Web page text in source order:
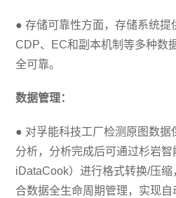
● 存储可靠性方面，存储系统提
CDP、EC和副本机制等多种数
全可靠。
数据管理：
● 对孚能科技工厂检测原图数据
分析，分析完成后可通过杉岩
iDataCook）进行格式转换/压
合数据全生命周期管理，实现